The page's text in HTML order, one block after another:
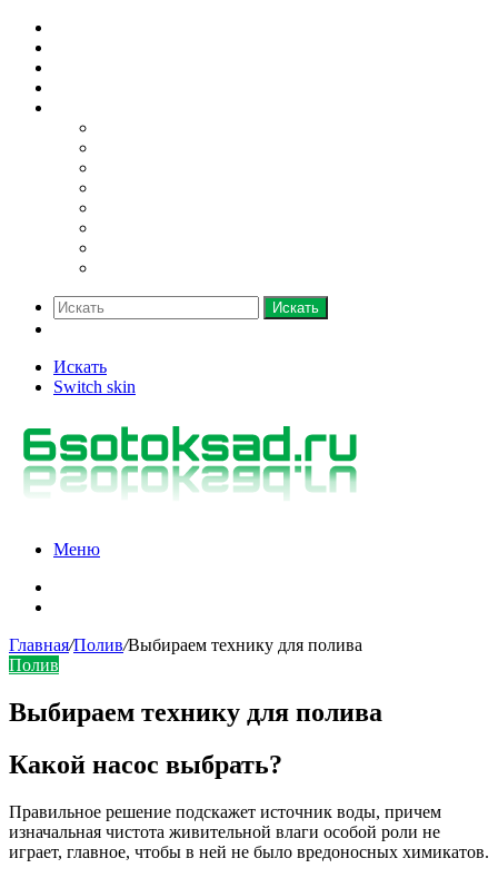
Искать
Искать
Switch skin
Меню
Главная/Полив/Выбираем технику для полива
Полив
Выбираем технику для полива
Какой насос выбрать?
Правильное решение подскажет источник воды, причем
изначальная чистота живительной влаги особой роли не
играет, главное, чтобы в ней не было вредоносных химикатов.